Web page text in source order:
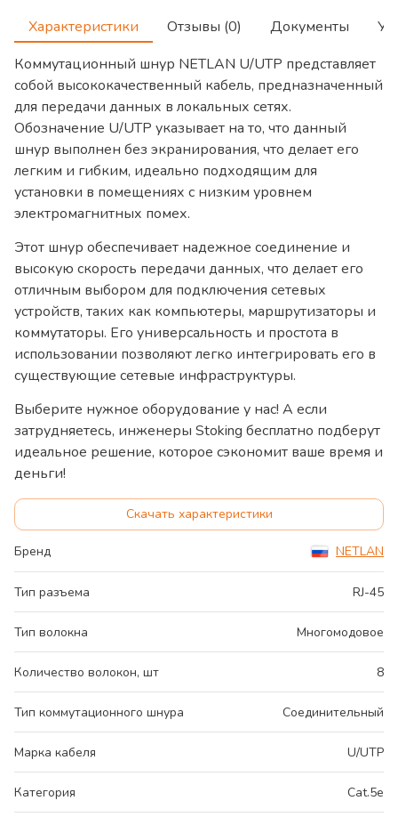
Характеристики Отзывы (0) Документы
Коммутационный шнур NETLAN U/UTP представляет
собой высококачественный кабель, предназначенный
для передачи данных в локальных сетях.
Обозначение U/UTP указывает на то, что данный
шнур выполнен без экранирования, что делает его
легким и гибким, идеально подходящим для
установки в помещениях с низким уровнем
электромагнитных помех.
Этот шнур обеспечивает надежное соединение и
высокую скорость передачи данных, что делает его
отличным выбором для подключения сетевых
устройств, таких как компьютеры, маршрутизаторы и
коммутаторы. Его универсальность и простота в
использовании позволяют легко интегрировать его в
существующие сетевые инфраструктуры.
Выберите нужное оборудование у нас! А если
затрудняетесь, инженеры Stoking бесплатно подберут
идеальное решение, которое сэкономит ваше время и
деньги!
Скачать характеристики
Бренд NETLAN
Тип разъема RJ-45
Тип волокна Многомодовое
Количество волокон, шт 8
Тип коммутационного шнура Соединительный
Марка кабеля U/UTP
Категория Cat.5e